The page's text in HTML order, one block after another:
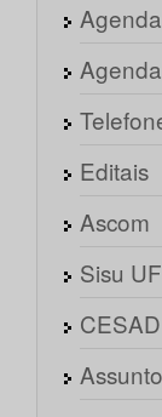
Editais
Ascom
Sisu
CESAD